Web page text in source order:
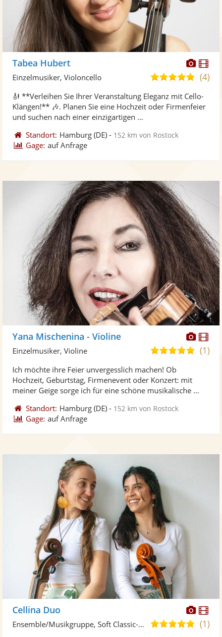
Fotos
Tabea Hubert
5,0
5
(4)
Einzelmusiker, Violoncello
🎻 **Verleihen Sie Ihrer Veranstaltung Eleganz mit Cello-
Klängen!** 🎶. Planen Sie eine Hochzeit oder Firmenfeier
und suchen nach einer einzigartigen ...
Standort: Hamburg (DE) - 152 km von Rostock
Gage: auf Anfrage
Yana Mischenina - Violine
5,0(1)
Einzelmusiker, Violine
Ich möchte ihre Feier unvergesslich machen! Ob
Hochzeit, Geburtstag, Firmenevent oder Konzert: mit
meiner Geige sorge ich für eine schöne musikalische ...
Standort: Hamburg (DE) - 152 km von Rostock
Gage: auf Anfrage
Cellina Duo
5,0(1)
Ensemble/Musikgruppe, Soft Classic-Duo